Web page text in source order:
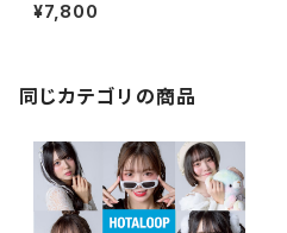
¥7,800
同じカテゴリの商品